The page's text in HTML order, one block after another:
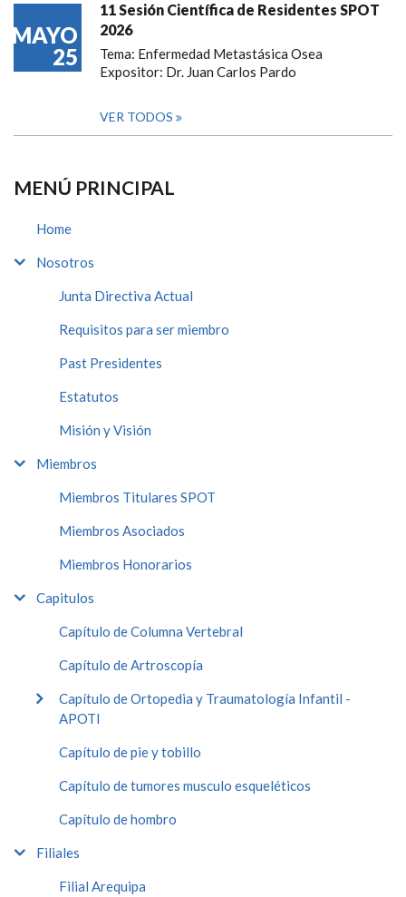
MAYO
25
11 Sesión Científica de Residentes SPOT
2026
Tema: Enfermedad Metastásica Osea
Expositor: Dr. Juan Carlos Pardo
VER TODOS
MENÚ PRINCIPAL
Home
Nosotros
Junta Directiva Actual
Requisitos para ser miembro
Past Presidentes
Estatutos
Misión y Visión
Miembros
Miembros Titulares SPOT
Miembros Asociados
Miembros Honorarios
Capitulos
Capítulo de Columna Vertebral
Capítulo de Artroscopía
Capítulo de Ortopedia y Traumatología Infantil -
APOTI
Capítulo de pie y tobillo
Capítulo de tumores musculo esqueléticos
Capítulo de hombro
Filiales
Filial Arequipa